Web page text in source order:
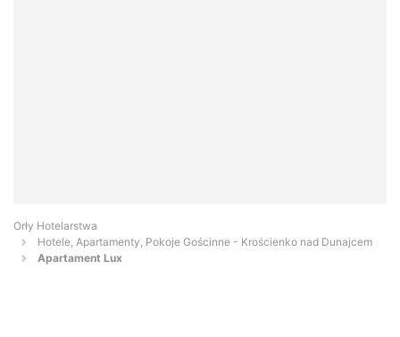
Orły Hotelarstwa
Hotele, Apartamenty, Pokoje Gościnne - Krościenko nad Dunajcem
Apartament Lux